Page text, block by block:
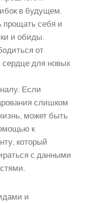
в будущем.
прощать себя и
и обиды.
от
сердце для новых
Если
слишком
может быть
к
который
с данными
и